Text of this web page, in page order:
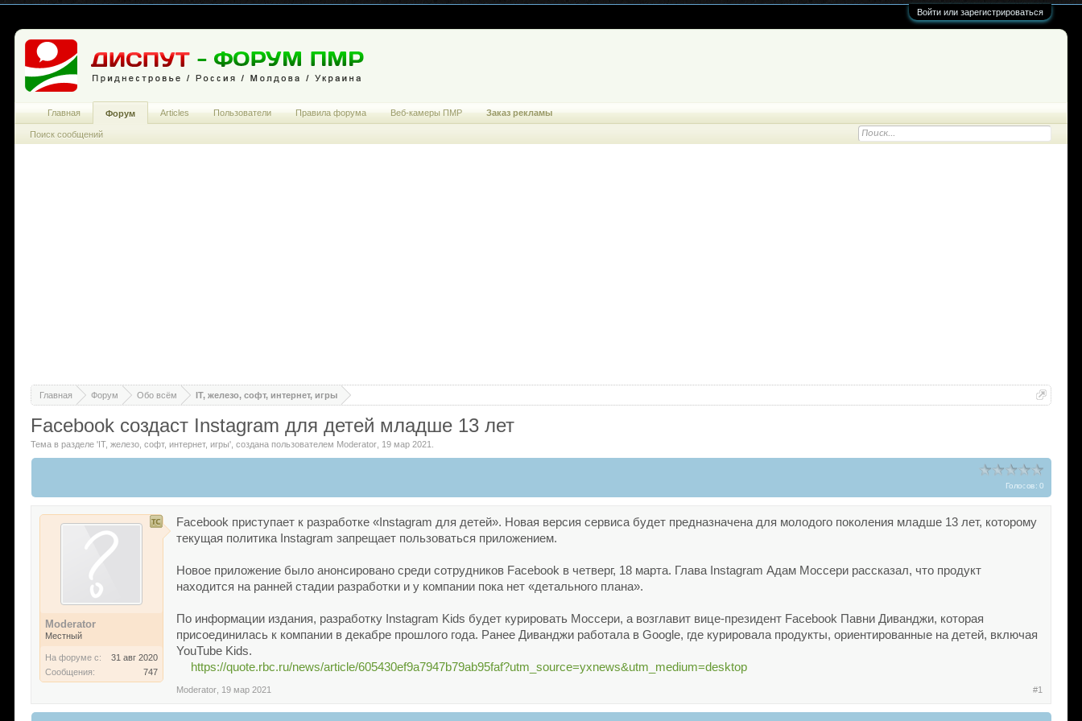
Войти или зарегистрироваться
Главная Форум Обо всём IT, железо, софт, интернет, игры
Facebook создаст Instagram для детей младше 13 лет
Тема в разделе 'IT, железо, софт, интернет, игры' , создана пользователем Moderator 19 мар 2021
Голосов: 0
Moderator
Местный
На форуме с:
31 авг 2020
Сообщения:
747
Facebook приступает к разработке «Instagram для детей». Новая версия сервиса будет предназначена для молодого поколения младше 13 лет, которому
текущая политика Instagram запрещает пользоваться приложением.
Новое приложение было анонсировано среди сотрудников Facebook в четверг, 18 марта. Глава Instagram Адам Моссери рассказал, что продукт
находится на ранней стадии разработки и у компании пока нет «детального плана».
По информации издания, разработку Instagram Kids будет курировать Моссери, а возглавит вице-президент Facebook Павни Диванджи, которая
присоединилась к компании в декабре прошлого года. Ранее Диванджи работала в Google, где курировала продукты, ориентированные на детей, включая
YouTube Kids.
https://quote.rbc.ru/news/article/605430ef9a7947b79ab95faf?utm_source=yxnews&utm_medium=desktop
Moderator 19 мар 2021 #1
Главная Форум
Поиск сообщений
Articles Пользователи Правила форума Веб-камеры ПМР Заказ рекламы